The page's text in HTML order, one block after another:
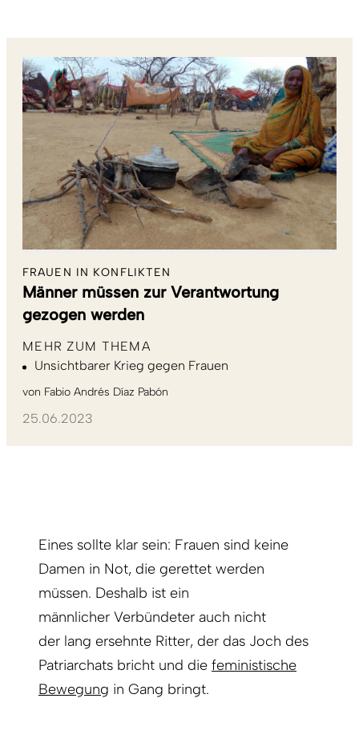
FRAUEN IN KONFLIKTEN
Männer müssen zur Verantwortung
gezogen werden
MEHR ZUM THEMA
Unsichtbarer Krieg gegen Frauen
von Fabio Andrés Díaz Pabón
25.06.2023
Eines sollte klar sein: Frauen sind keine
Damen in Not, die gerettet werden
müssen. Deshalb ist ein
männlicher Verbündeter auch nicht
der lang ersehnte Ritter, der das Joch des
Patriarchats bricht und die feministische
Bewegung in Gang bringt.